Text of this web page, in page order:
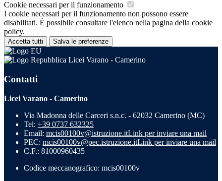
Cookie necessari per il funzionamento
I cookie necessari per il funzionamento non possono essere
disabilitati. È possibile consultare l'elenco nella pagina della cookie
policy.
Accetta tutti Salva le preferenze
Licei Varano - Camerino
Contatti
Licei Varano - Camerino
Via Madonna delle Carceri s.n.c. - 62032 Camerino (MC)
Tel: +39 0737 632325
Email: mcis00100v@istruzione.itLink per inviare una mail
PEC: mcis00100v@pec.istruzione.itLink per inviare una mail
C.F.: 81000960435
Codice meccanografico: mcis00100v